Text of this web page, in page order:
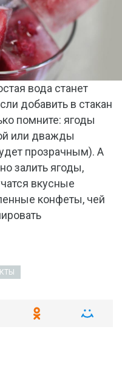
вода станет
добавить в стакан
помните: ягоды
или дважды
прозрачным). А
залить ягоды,
вкусные
конфеты, чей